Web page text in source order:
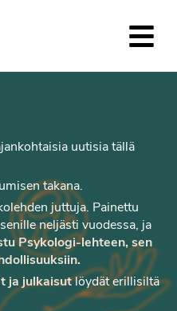
uutisia tällä
takana.
juttuja. Painettu
neljästi vuodessa, ja
Psykologi-lehteen, sen
ja julkaisutlöydät erillisiltä